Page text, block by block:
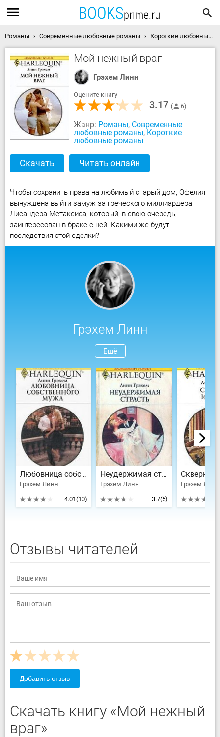
Романы Современные любовные романы Короткие любовные романы
Мой нежный враг
Грэхем Линн
Оцените книгу
3.17 6
Жанр: Романы, Современные
любовные романы, Короткие
любовные романы
Скачать Читать онлайн
Чтобы сохранить права на любимый старый дом, Офелия
вынуждена выйти замуж за греческого миллиардера
Лисандера Метаксиса, который, в свою очередь,
заинтересован в браке с ней. Какими же будут
последствия этой сделки?
Грэхем Линн
Ещё
Любовница собственного мужа
Грэхем Линн
4.01(10)
Неудержимая страсть
Грэхем Линн
3.7(5)
Скверная
Грэхем Линн
Отзывы читателей
Добавить отзыв
Скачать книгу «Мой нежный
враг»